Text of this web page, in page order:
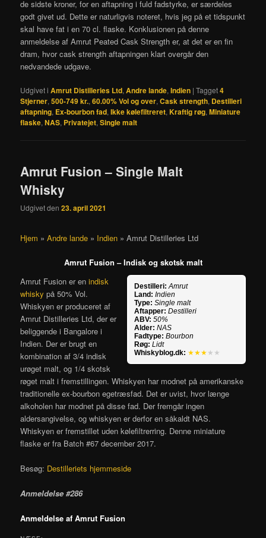
de sidste kroner, for en aftapning i fuld fadstyrke, er særdeles
godt givet ud. Dette er naturligvis noteret, hvis jeg på et tidspunkt
skal have fat i en 70 cl. flaske. Konklusionen på denne
anmeldelse af Amrut Peated Cask Strength er, at det er en fin
dram, hvor cask strength aftapningen klart overgår den
nedvandede udgave.
Udgivet i Amrut Distilleries Ltd,Andre lande,Indien |Tagget4
Stjerner,500-749 kr.,60.00% Vol og over,Cask strength, Destilleri
aftapning, Ex-bourbon fad,Ikke kølefiltreret,Kraftig røg,Miniature
flaske,NAS, Privatejet,Single malt
Amrut Fusion – Single Malt
Whisky
Udgivet den23. april 2021
Hjem »Andre lande » Indien »Amrut Distilleries Ltd
Amrut Fusion – Indisk og skotsk malt
Destilleri: Amrut
Land: Indien
Type: Single malt
Aftapper: Destilleri
ABV: 50%
Alder: NAS
Fadtype: Bourbon
Røg: Lidt
Whiskyblog.dk: ★★★ ★★
Amrut Fusion er enindisk
whisky på 50% Vol.
Whiskyen er produceret af
Amrut Distilleries Ltd, der er
beliggende i Bangalore i
Indien. Der er brugt en
kombination af 3/4 indisk
urøget malt, og 1/4 skotsk
røget malt i fremstillingen. Whiskyen har modnet på amerikanske
traditionelle ex-bourbon egetræsfad. Det er uvist, hvor længe
alkoholen har modnet på disse fad. Der fremgår ingen
aldersangivelse, og whiskyen er derfor en såkaldt NAS.
Whiskyen er fremstillet uden kølefiltrerring. Denne miniature
flaske er fra Batch #67 december 2017.
Besøg: Destilleriets hjemmeside
Anmeldelse #286
Anmeldelse af Amrut Fusion